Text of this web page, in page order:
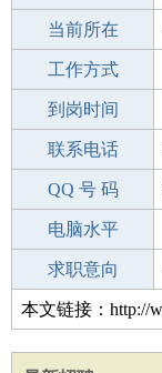
所学专业
当前所在
工作经验
工作方式
驾 照
到岗时间
期望月薪
联系电话
手机号码
QQ 号 码
微信号码
电脑水平
外语水平
求职意向
本文链接：http://